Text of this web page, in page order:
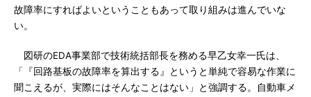
故障率にすればよいということもあって取り組みは進んでいな
い。
図研のEDA事業部で技術統括部長を務める早乙女幸一氏は、
「『回路基板の故障率を算出する』というと単純で容易な作業に
聞こえるが、実際にはそんなことはない」と強調する。自動車メ